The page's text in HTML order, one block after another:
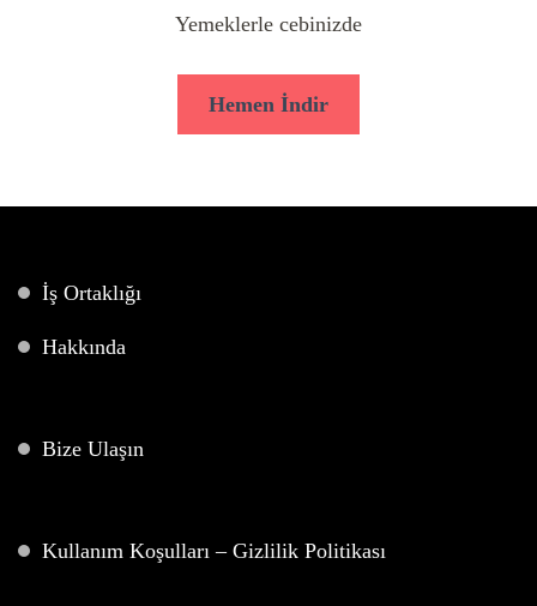
Yemeklerle cebinizde
Hemen İndir
İş Ortaklığı
Hakkında
Bize Ulaşın
Kullanım Koşulları – Gizlilik Politikası